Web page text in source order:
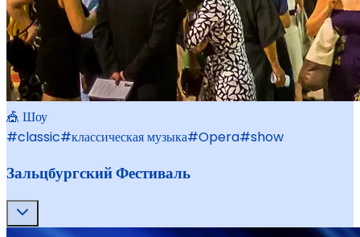
🎪 Шоу
#classic#классическая музыка#Opera#show
Зальцбургский Фестиваль